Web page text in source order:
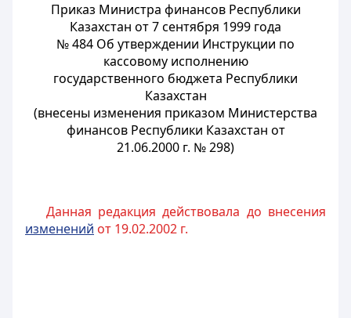
Приказ Министра финансов Республики
Казахстан от 7 сентября 1999 года
№ 484 Об утверждении Инструкции по
кассовому исполнению
государственного бюджета Республики
Казахстан
(внесены изменения приказом Министерства
финансов Республики Казахстан от
21.06.2000 г. № 298)
Данная редакция действовала до внесения
изменений от 19.02.2002 г.